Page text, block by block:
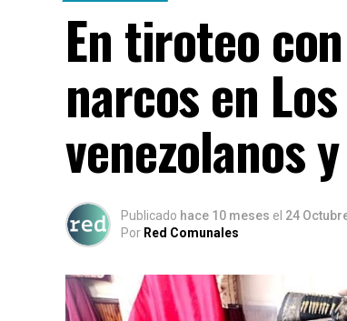
En tiroteo
narcos en
venezolanos
Publicado hace 10 meses el 24
Por Red Comunales